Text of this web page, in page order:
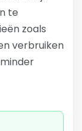
te
zoals
verbruiken